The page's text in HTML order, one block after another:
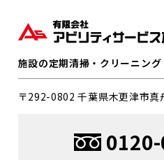
施設の定期清掃・クリーニン
〒292-0802 千葉県⽊更津市